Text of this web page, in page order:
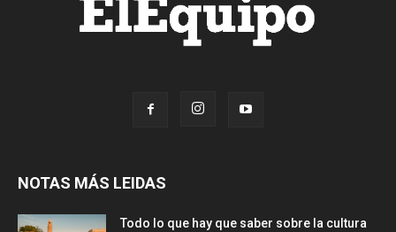
NOTAS MÁS LEIDAS
Todo lo que hay que saber sobre la cultura